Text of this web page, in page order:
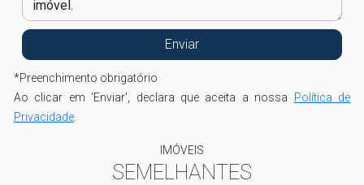
*Preenchimento obrigatório
Ao clicar em 'Enviar', declara que aceita a nossa Política de
Privacidade
IMÓVEIS
SEMELHANTES